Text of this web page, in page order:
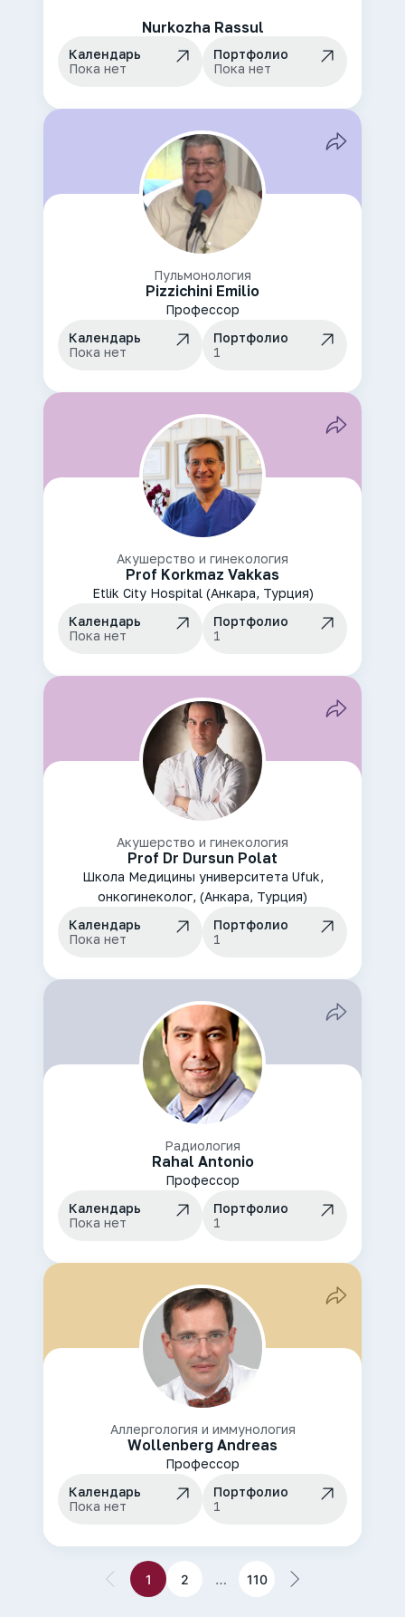
Nurkozha Rassul
Календарь
Пока нет
Портфолио
Пока нет
Пульмонология
Pizzichini Emilio
Профессор
Календарь
Пока нет
Портфолио
1
Акушерство и гинекология
Prof Korkmaz Vakkas
Etlik City Hospital (Анкара, Турция)
Календарь
Пока нет
Портфолио
1
Акушерство и гинекология
Prof Dr Dursun Polat
Школа Медицины университета Ufuk,
онкогинеколог, (Анкара, Турция)
Календарь
Пока нет
Портфолио
1
Радиология
Rahal Antonio
Профессор
Календарь
Пока нет
Портфолио
1
Аллергология и иммунология
Wollenberg Andreas
Профессор
Календарь
Пока нет
Портфолио
1
1 2 … 110